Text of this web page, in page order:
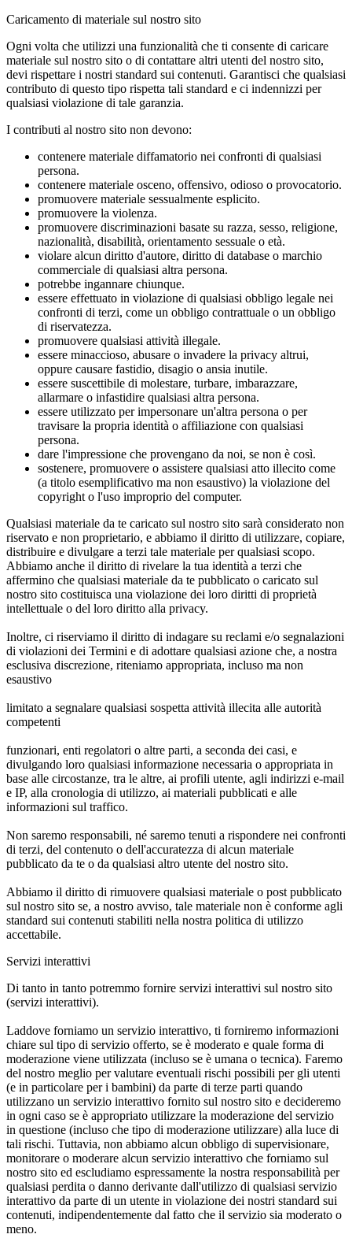
Caricamento di materiale sul nostro sito
Ogni volta che utilizzi una funzionalità che ti consente di caricare
materiale sul nostro sito o di contattare altri utenti del nostro sito,
devi rispettare i nostri standard sui contenuti. Garantisci che qualsiasi
contributo di questo tipo rispetta tali standard e ci indennizzi per
qualsiasi violazione di tale garanzia.
I contributi al nostro sito non devono:
contenere materiale diffamatorio nei confronti di qualsiasi
persona.
contenere materiale osceno, offensivo, odioso o provocatorio.
promuovere materiale sessualmente esplicito.
promuovere la violenza.
promuovere discriminazioni basate su razza, sesso, religione,
nazionalità, disabilità, orientamento sessuale o età.
violare alcun diritto d'autore, diritto di database o marchio
commerciale di qualsiasi altra persona.
potrebbe ingannare chiunque.
essere effettuato in violazione di qualsiasi obbligo legale nei
confronti di terzi, come un obbligo contrattuale o un obbligo
di riservatezza.
promuovere qualsiasi attività illegale.
essere minaccioso, abusare o invadere la privacy altrui,
oppure causare fastidio, disagio o ansia inutile.
essere suscettibile di molestare, turbare, imbarazzare,
allarmare o infastidire qualsiasi altra persona.
essere utilizzato per impersonare un'altra persona o per
travisare la propria identità o affiliazione con qualsiasi
persona.
dare l'impressione che provengano da noi, se non è così.
sostenere, promuovere o assistere qualsiasi atto illecito come
(a titolo esemplificativo ma non esaustivo) la violazione del
copyright o l'uso improprio del computer.
Qualsiasi materiale da te caricato sul nostro sito sarà considerato non
riservato e non proprietario, e abbiamo il diritto di utilizzare, copiare,
distribuire e divulgare a terzi tale materiale per qualsiasi scopo.
Abbiamo anche il diritto di rivelare la tua identità a terzi che
affermino che qualsiasi materiale da te pubblicato o caricato sul
nostro sito costituisca una violazione dei loro diritti di proprietà
intellettuale o del loro diritto alla privacy.
Inoltre, ci riserviamo il diritto di indagare su reclami e/o segnalazioni
di violazioni dei Termini e di adottare qualsiasi azione che, a nostra
esclusiva discrezione, riteniamo appropriata, incluso ma non
esaustivo
limitato a segnalare qualsiasi sospetta attività illecita alle autorità
competenti
funzionari, enti regolatori o altre parti, a seconda dei casi, e
divulgando loro qualsiasi informazione necessaria o appropriata in
base alle circostanze, tra le altre, ai profili utente, agli indirizzi e-mail
e IP, alla cronologia di utilizzo, ai materiali pubblicati e alle
informazioni sul traffico.
Non saremo responsabili, né saremo tenuti a rispondere nei confronti
di terzi, del contenuto o dell'accuratezza di alcun materiale
pubblicato da te o da qualsiasi altro utente del nostro sito.
Abbiamo il diritto di rimuovere qualsiasi materiale o post pubblicato
sul nostro sito se, a nostro avviso, tale materiale non è conforme agli
standard sui contenuti stabiliti nella nostra politica di utilizzo
accettabile.
Servizi interattivi
Di tanto in tanto potremmo fornire servizi interattivi sul nostro sito
(servizi interattivi).
Laddove forniamo un servizio interattivo, ti forniremo informazioni
chiare sul tipo di servizio offerto, se è moderato e quale forma di
moderazione viene utilizzata (incluso se è umana o tecnica). Faremo
del nostro meglio per valutare eventuali rischi possibili per gli utenti
(e in particolare per i bambini) da parte di terze parti quando
utilizzano un servizio interattivo fornito sul nostro sito e decideremo
in ogni caso se è appropriato utilizzare la moderazione del servizio
in questione (incluso che tipo di moderazione utilizzare) alla luce di
tali rischi. Tuttavia, non abbiamo alcun obbligo di supervisionare,
monitorare o moderare alcun servizio interattivo che forniamo sul
nostro sito ed escludiamo espressamente la nostra responsabilità per
qualsiasi perdita o danno derivante dall'utilizzo di qualsiasi servizio
interattivo da parte di un utente in violazione dei nostri standard sui
contenuti, indipendentemente dal fatto che il servizio sia moderato o
meno.